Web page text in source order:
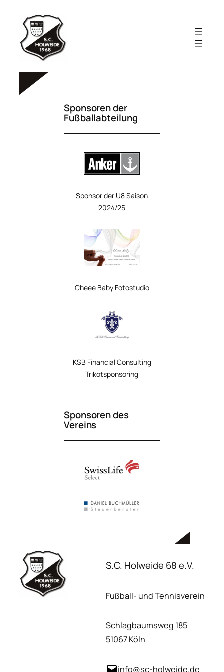
Inhalt
springen
Sponsoren der
Fußballabteilung
Sponsor der U8 Saison
2024/25
Cheee BabyFotostudio
KSB Financial Consulting
Trikotsponsoring
Sponsoren des
Vereins
S.C. Holweide 68 e.V.
Fußball- und Tennisverein
Schlagbaumsweg 185
51067 Köln
info@sc-holweide.de